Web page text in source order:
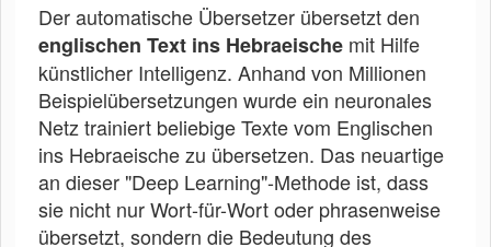
Der automatische Übersetzer übersetzt den
englischen Text ins Hebraeische mit Hilfe
künstlicher Intelligenz. Anhand von Millionen
Beispielübersetzungen wurde ein neuronales
Netz trainiert beliebige Texte vom Englischen
ins Hebraeische zu übersetzen. Das neuartige
an dieser "Deep Learning"-Methode ist, dass
sie nicht nur Wort-für-Wort oder phrasenweise
übersetzt, sondern die Bedeutung des